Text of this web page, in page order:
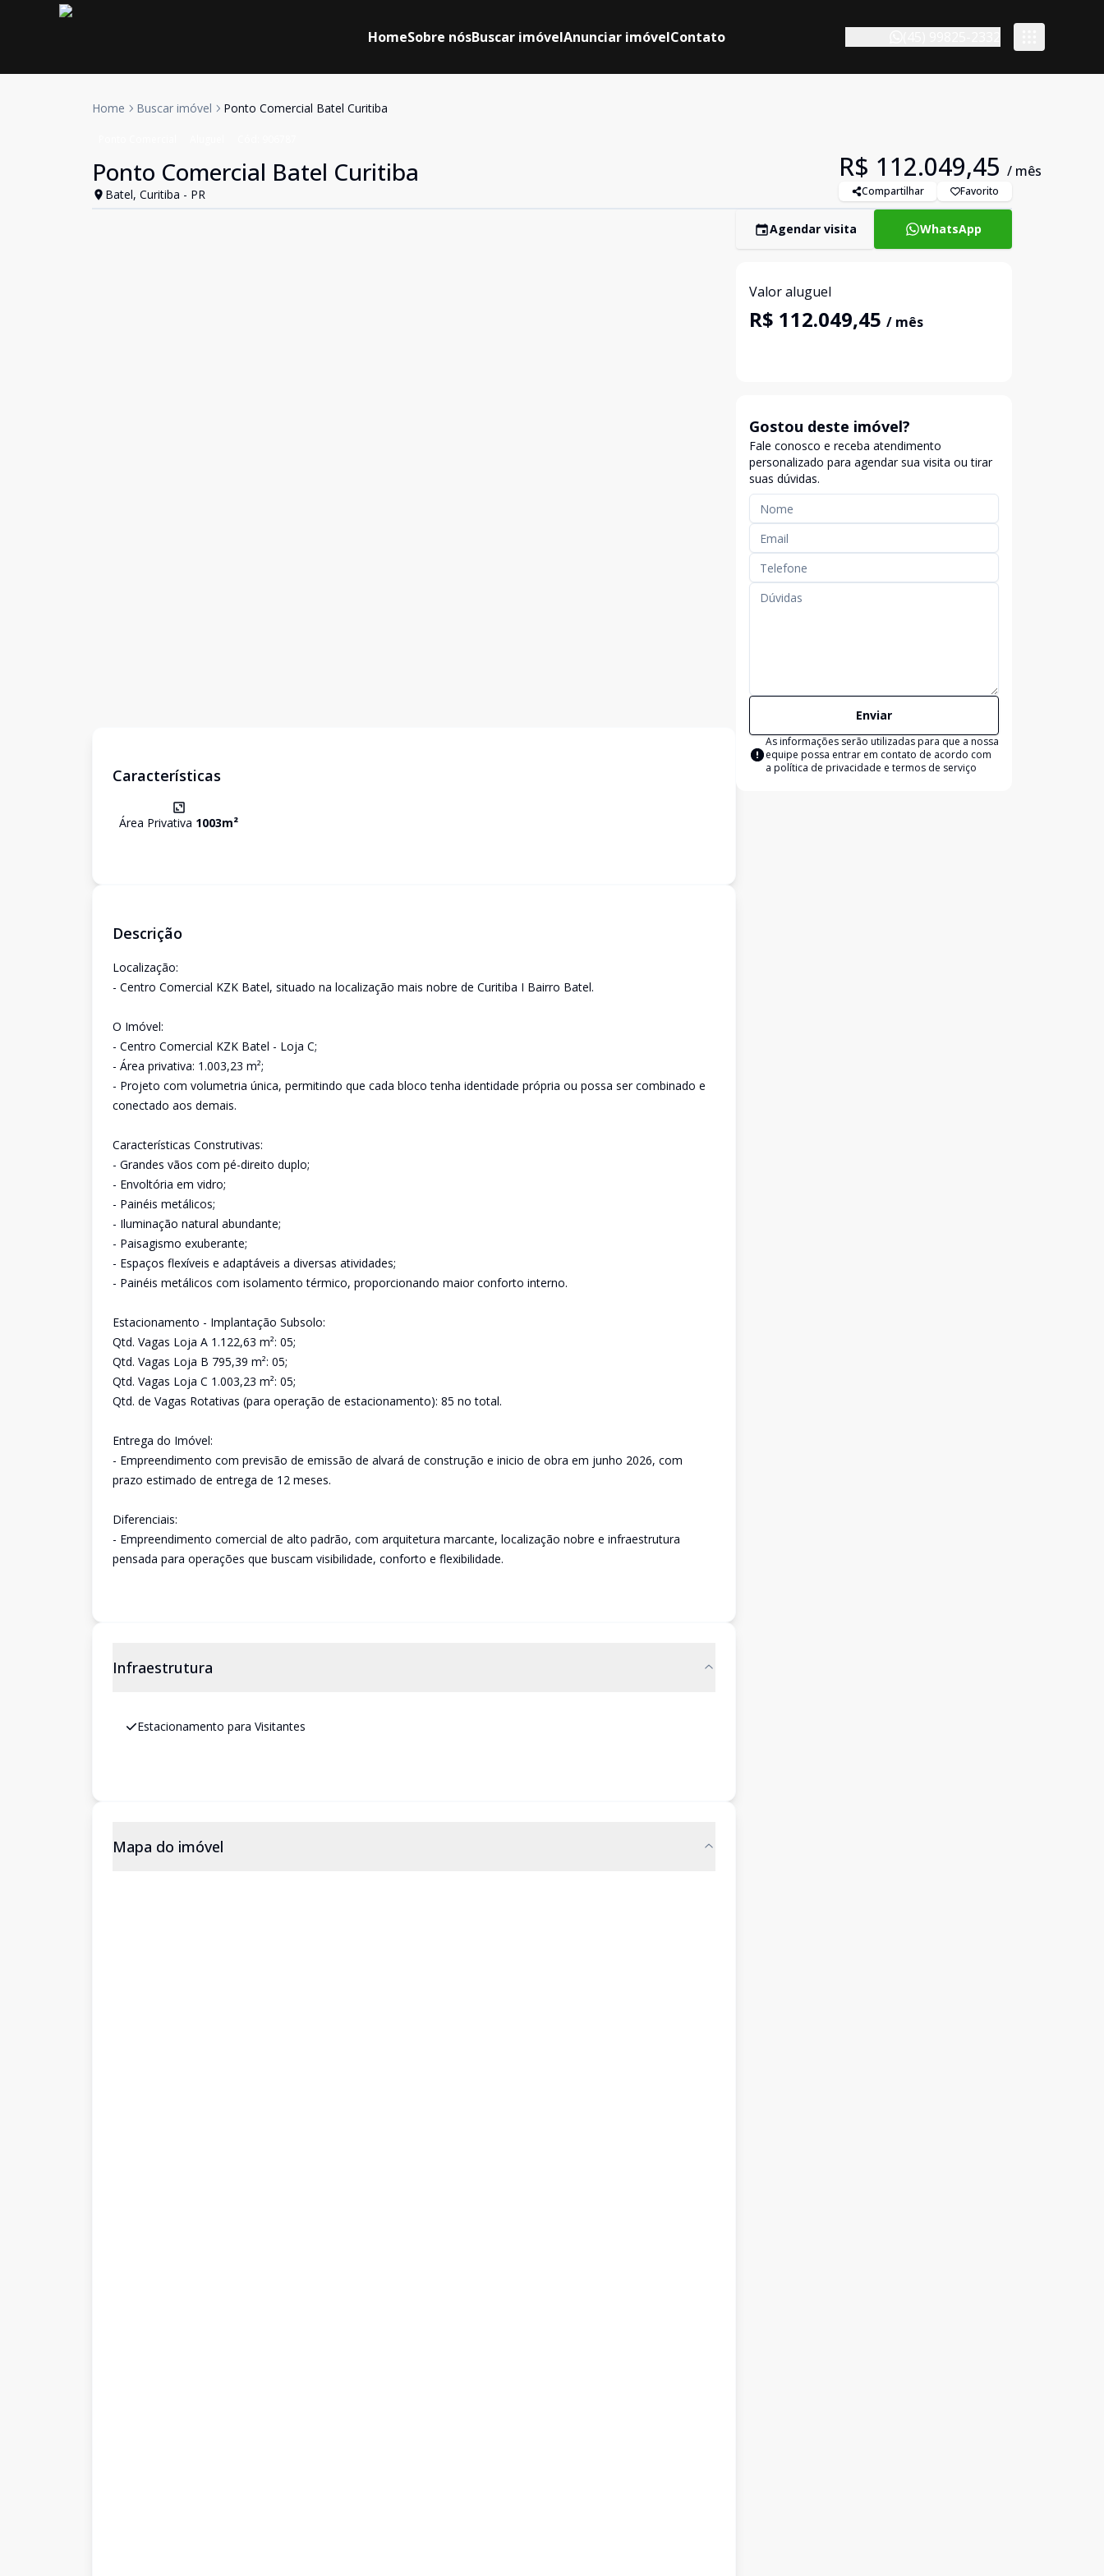
HomeSobre nósBuscar imóvelAnunciar imóvelContato
Home Buscar imóvel Ponto Comercial Batel Curitiba
Ponto Comercial Batel Curitiba
Batel, Curitiba - PR
R$ 112.049,45 / mês
Compartilhar Favorito
Características
Área Privativa 1003m²
Descrição
Localização:
- Centro Comercial KZK Batel, situado na localização mais nobre de Curitiba I Bairro Batel.
O Imóvel:
- Centro Comercial KZK Batel - Loja C;
- Área privativa: 1.003,23 m²;
- Projeto com volumetria única, permitindo que cada bloco tenha identidade própria ou possa ser combinado e
conectado aos demais.
Características Construtivas:
- Grandes vãos com pé-direito duplo;
- Envoltória em vidro;
- Painéis metálicos;
- Iluminação natural abundante;
- Paisagismo exuberante;
- Espaços flexíveis e adaptáveis a diversas atividades;
- Painéis metálicos com isolamento térmico, proporcionando maior conforto interno.
Estacionamento - Implantação Subsolo:
Qtd. Vagas Loja A 1.122,63 m²: 05;
Qtd. Vagas Loja B 795,39 m²: 05;
Qtd. Vagas Loja C 1.003,23 m²: 05;
Qtd. de Vagas Rotativas (para operação de estacionamento): 85 no total.
Entrega do Imóvel:
- Empreendimento com previsão de emissão de alvará de construção e inicio de obra em junho 2026, com
prazo estimado de entrega de 12 meses.
Diferenciais:
- Empreendimento comercial de alto padrão, com arquitetura marcante, localização nobre e infraestrutura
pensada para operações que buscam visibilidade, conforto e flexibilidade.
Infraestrutura
Estacionamento para Visitantes
Mapa do imóvel
Agendar visita WhatsApp
Valor aluguel
R$ 112.049,45 / mês
Gostou deste imóvel?
Fale conosco e receba atendimento
personalizado para agendar sua visita ou tirar
suas dúvidas.
Enviar
As informações serão utilizadas para que a nossa
equipe possa entrar em contato de acordo com
a política de privacidade e termos de serviço